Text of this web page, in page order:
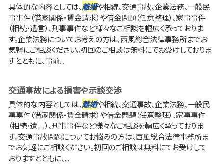
具体的な内容としては、離婚や相続、交通事故、企業法務、一般民
事事件（借家関係・賃金請求）や借金問題（任意整理）、家事事件
（相続・遺言）、刑事事件など様々なご相談を幅広く承っておりま
す。企業法務についてお考えの方は、西風総合法律事務所までお
気軽にご相談ください。初回のご相談は無料にてお受けしておりま
すとともに、事前...
交通事故による損害や示談交渉
具体的な内容としては、離婚や相続、交通事故、企業法務、一般民
事事件（借家関係・賃金請求）や借金問題（任意整理）、家事事件
（相続・遺言）、刑事事件など様々なご相談を幅広く承っておりま
す。交通事故問題についてお悩みの方は、西風総合法律事務所ま
でお気軽にご相談ください。初回のご相談は無料にてお受けして
おりますとともに、...